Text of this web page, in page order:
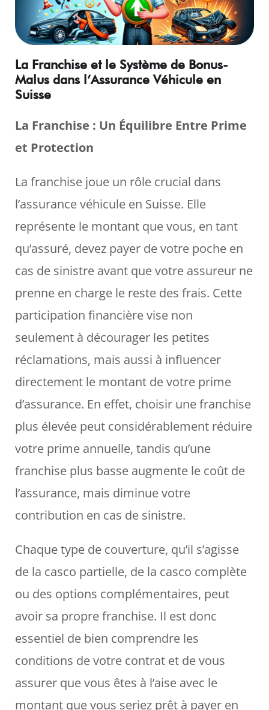
La Franchise et le Système de Bonus-
Malus dans l’Assurance Véhicule en
Suisse
La Franchise : Un Équilibre Entre Prime
et Protection
La franchise joue un rôle crucial dans
l’assurance véhicule en Suisse. Elle
représente le montant que vous, en tant
qu’assuré, devez payer de votre poche en
cas de sinistre avant que votre assureur ne
prenne en charge le reste des frais. Cette
participation financière vise non
seulement à décourager les petites
réclamations, mais aussi à influencer
directement le montant de votre prime
d’assurance. En effet, choisir une franchise
plus élevée peut considérablement réduire
votre prime annuelle, tandis qu’une
franchise plus basse augmente le coût de
l’assurance, mais diminue votre
contribution en cas de sinistre.
Chaque type de couverture, qu’il s’agisse
de la casco partielle, de la casco complète
ou des options complémentaires, peut
avoir sa propre franchise. Il est donc
essentiel de bien comprendre les
conditions de votre contrat et de vous
assurer que vous êtes à l’aise avec le
montant que vous seriez prêt à payer en